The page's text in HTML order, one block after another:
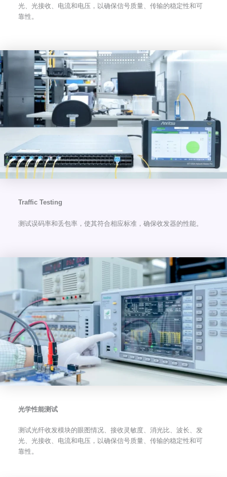
光、光接收、电流和电压，以确保信号质量、传输的稳定性和可
靠性。
Traffic Testing
测试误码率和丢包率，使其符合相应标准，确保收发器的性能。
光学性能测试
测试光纤收发模块的眼图情况、接收灵敏度、消光比、波长、发
光、光接收、电流和电压，以确保信号质量、传输的稳定性和可
靠性。